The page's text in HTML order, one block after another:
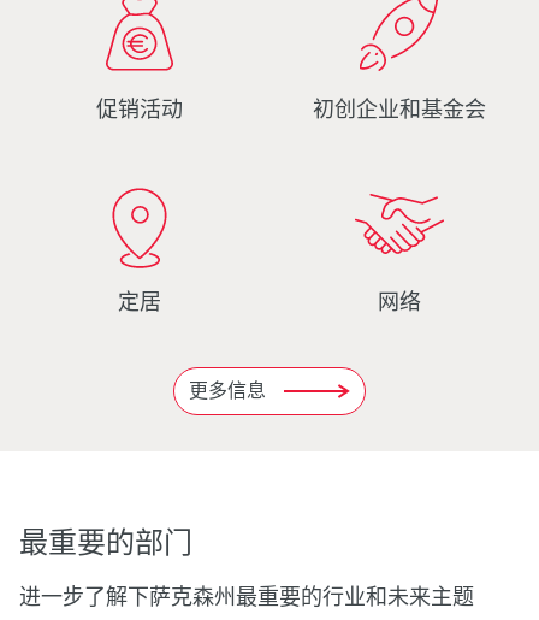
促销活动 初创企业和基金会
定居 网络
更多信息
最重要的部门
进一步了解下萨克森州最重要的行业和未来主题